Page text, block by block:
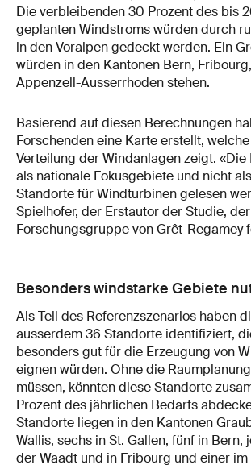
Die verbleibenden 30 Prozent des bis
geplanten Windstroms würden durch
in den Voralpen gedeckt werden. Ein
würden in den Kantonen Bern,
Appenzell-Ausserrhoden stehen.
Basierend auf diesen Berechnungen
Forschenden eine Karte erstellt,
Verteilung der Windanlagen zeigt. «Die
als nationale Fokusgebiete und nicht
Standorte für Windturbinen gelesen
Spielhofer, der Erstautor der Studie,
Forschungsgruppe von Grêt-​Regamey
Besonders windstarke Gebiete
Als Teil des Referenzszenarios haben
ausserdem 36 Standorte identifiziert,
besonders gut für die Erzeugung von
eignen würden. Ohne die
müssen, könnten diese Standorte
Prozent des jährlichen Bedarfs
Standorte liegen in den Kantonen
Wallis, sechs in St. Gallen, fünf in Bern,
der Waadt und in Fribourg und einer im